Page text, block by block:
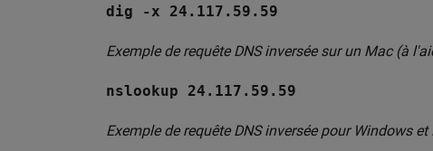
dig -x 24.117.59.59
Exemple de requête DNS inversée sur un Mac (à
nslookup 24.117.59.59
Exemple de requête DNS inversée pour Windows et